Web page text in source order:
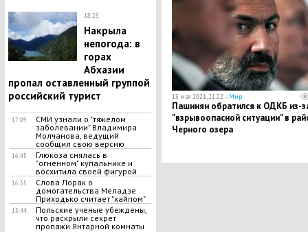
18:23
Накрыла
непогода: в
горах
Абхазии
пропал оставленный группой
российский турист
17:09
СМИ узнали о "тяжелом
заболевании" Владимира
Молчанова, ведущий
сообщил свою версию
16:45
Глюкоза снялась в
"огненном" купальнике и
восхитила своей фигурой
16:35
Слова Лорак о
домогательства Меладзе
Приходько считает "хайпом"
15:44
Польские ученые убеждены,
что раскрыли секрет
пропажи Янтарной комнаты
13 мая 2021, 21:22 —Мир
Пашинян обратился к ОДКБ из-
"взрывоопасной ситуации" в
Черного озера